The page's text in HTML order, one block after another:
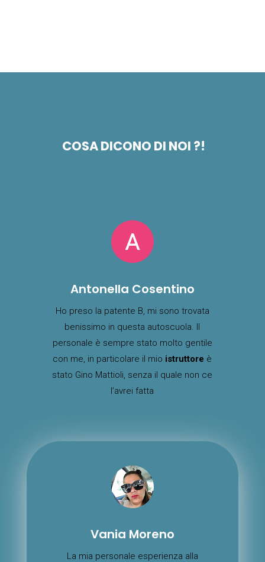
COSA DICONO DI NOI ?!
Antonella Cosentino
Ho preso la patente B, mi sono trovata
benissimo in questa autoscuola. Il
personale è sempre stato molto gentile
con me, in particolare il mio istruttore è
stato Gino Mattioli, senza il quale non ce
l’avrei fatta
Vania Moreno
La mia personale esperienza alla